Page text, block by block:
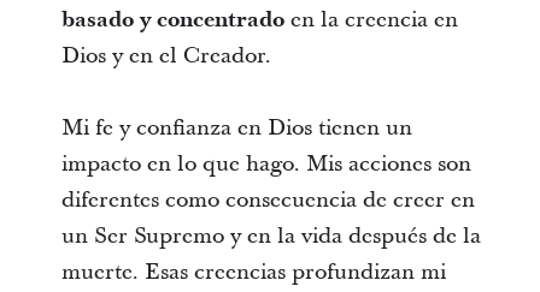
basado y concentrado en la creencia en
Dios y en el Creador.
Mi fe y confianza en Dios tienen un
impacto en lo que hago. Mis acciones son
diferentes como consecuencia de creer en
un Ser Supremo y en la vida después de la
muerte. Esas creencias profundizan mi